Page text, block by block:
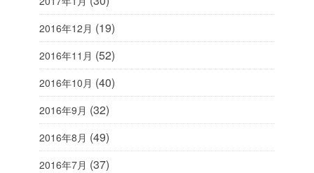
2016年12月 (19)
2016年11月 (52)
2016年10月 (40)
2016年9月 (32)
2016年8月 (49)
2016年7月 (37)